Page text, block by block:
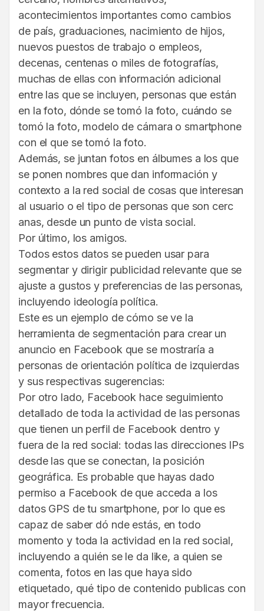
acontecimientos importantes como cambios
de país, graduaciones, nacimiento de hijos,
nuevos puestos de trabajo o empleos,
decenas, centenas o miles de fotografías,
muchas de ellas con información adicional
entre las que se incluyen, personas que están
en la foto, dónde se tomó la foto, cuándo se
tomó la foto, modelo de cámara o smartphone
con el que se tomó la foto.
Además, se juntan fotos en álbumes a los que
se ponen nombres que dan información y
contexto a la red social de cosas que interesan
al usuario o el tipo de personas que son cerc
anas, desde un punto de vista social.
Por último, los amigos.
Todos estos datos se pueden usar para
segmentar y dirigir publicidad relevante que se
ajuste a gustos y preferencias de las personas,
incluyendo ideología política.
Este es un ejemplo de cómo se ve la
herramienta de segmentación para crear un
anuncio en Facebook que se mostraría a
personas de orientación política de izquierdas
y sus respectivas sugerencias:
Por otro lado, Facebook hace seguimiento
detallado de toda la actividad de las personas
que tienen un perfil de Facebook dentro y
fuera de la red social: todas las direcciones IPs
desde las que se conectan, la posición
geográfica. Es probable que hayas dado
permiso a Facebook de que acceda a los
datos GPS de tu smartphone, por lo que es
capaz de saber dó nde estás, en todo
momento y toda la actividad en la red social,
incluyendo a quién se le da like, a quien se
comenta, fotos en las que haya sido
etiquetado, qué tipo de contenido publicas con
mayor frecuencia.